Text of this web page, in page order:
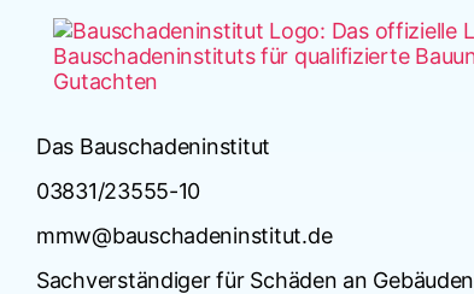
Das Bauschadeninstitut
03831/23555-10
mmw@bauschadeninstitut.de
Sachverständiger für Schäden an Gebäuden